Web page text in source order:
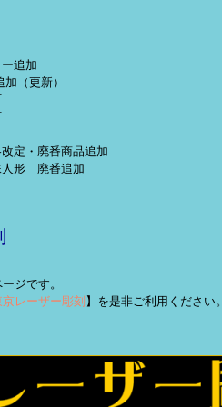
追加
（更新）
定・廃番商品追加
人形 廃番追加
ジです。
京レーザー彫刻】を是非ご利用ください。